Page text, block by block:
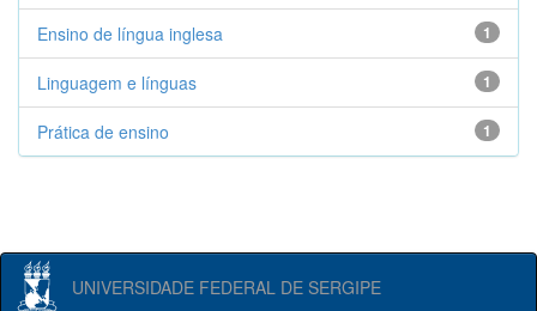
1
Ensino de língua inglesa
1
Linguagem e línguas
1
Prática de ensino
UNIVERSIDADE FEDERAL DE SERGIPE